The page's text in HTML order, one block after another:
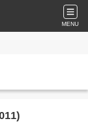
MENU